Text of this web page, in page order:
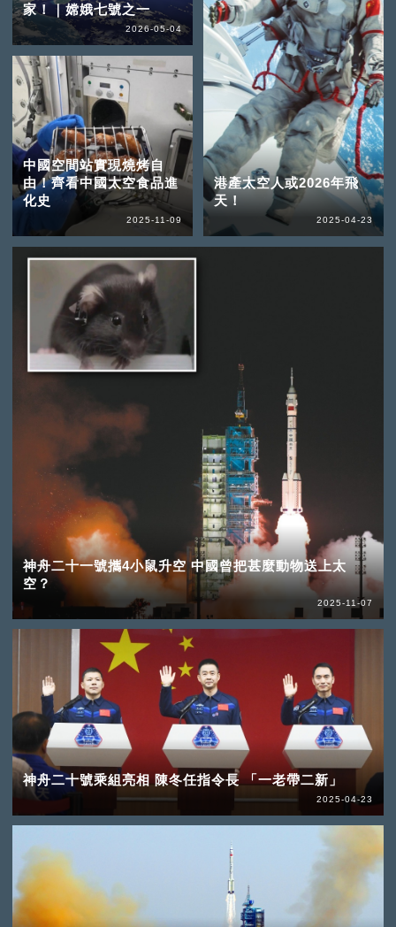
家！｜嫦娥七號之一
2026-05-04
中國空間站實現燒烤自
由！齊看中國太空食品進
化史
2025-11-09
神舟二十一號攜4小鼠升空 中國曾把甚麼動物送上太
空？
2025-11-07
港產太空人或2026年飛
天！
2025-04-23
神舟二十號乘組亮相 陳冬任指令長 「一老帶二新」
2025-04-23